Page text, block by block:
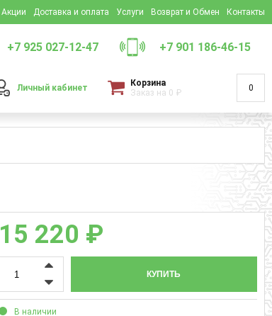
Акции Доставка и оплата Услуги Возврат и Обмен Контакты
+7 925 027-12-47 +7 901 186-46-15
Личный кабинет
Корзина
Заказ на 0 ₽ 0
15 220 ₽
КУПИТЬ
В наличии